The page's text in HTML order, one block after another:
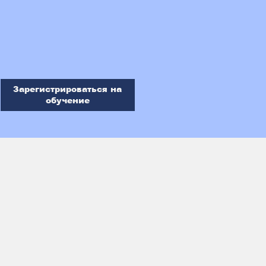
Зарегистрироваться на
обучение